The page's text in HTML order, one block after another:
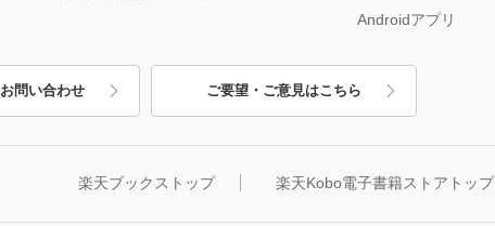
Androidアプリ
お問い合わせ ご要望・ご意見はこちら
楽天ブックストップ 楽天Kobo電子書籍ストアトップ